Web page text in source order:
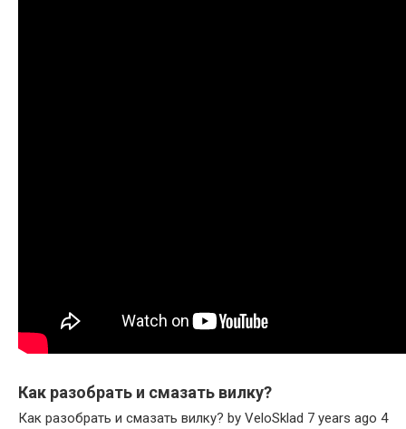
Как разобрать и смазать вилку?
Как разобрать и смазать вилку? by VeloSklad 7 years ago 4